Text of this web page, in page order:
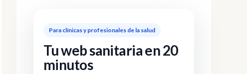
Para clínicas y profesionales de la salud
Tu web sanitaria en 20
minutos